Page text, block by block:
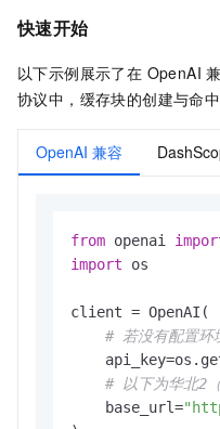
快速开始
以下示例展示了在 OpenAI
协议中，缓存块的创建与命中
OpenAI 兼容
from openai
import os
client = OpenAI(
# 若没有配置
# 以下为华北2
    base_url=